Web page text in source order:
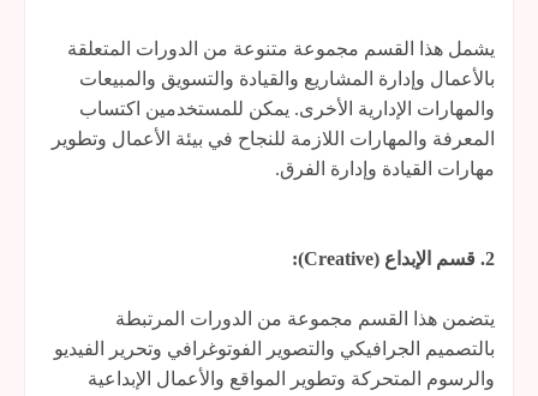
يشمل هذا القسم مجموعة متنوعة من الدورات المتعلقة
بالأعمال وإدارة المشاريع والقيادة والتسويق والمبيعات
والمهارات الإدارية الأخرى. يمكن للمستخدمين اكتساب
المعرفة والمهارات اللازمة للنجاح في بيئة الأعمال وتطوير
مهارات القيادة وإدارة الفرق.
2. قسم الإبداع (Creative):
يتضمن هذا القسم مجموعة من الدورات المرتبطة
بالتصميم الجرافيكي والتصوير الفوتوغرافي وتحرير الفيديو
والرسوم المتحركة وتطوير المواقع والأعمال الإبداعية